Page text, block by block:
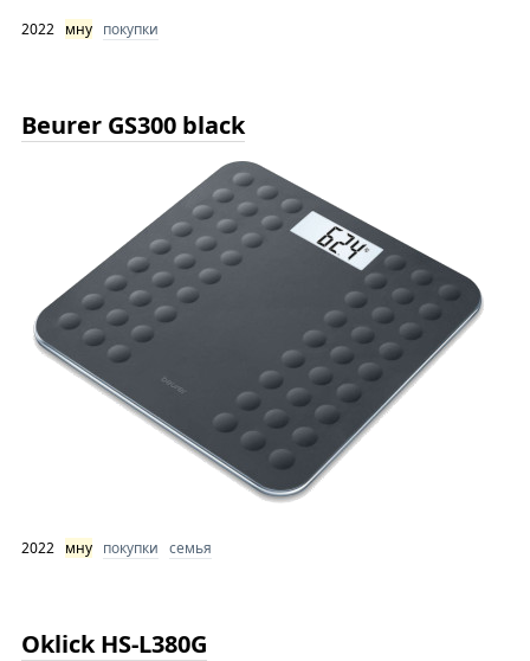
2022 мну покупки
Beurer GS300 black
2022 мну покупки семья
Oklick HS-L380G